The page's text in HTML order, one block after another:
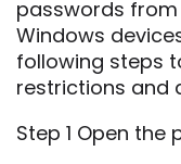
passwords from
Windows
following steps
restrictions and
Step 1 Open